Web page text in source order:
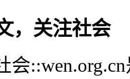
，关注社会
会